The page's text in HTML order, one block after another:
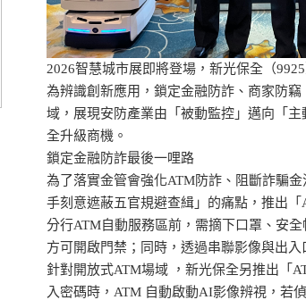
2026智慧城市展即將登場，新光保全（
為辨識創新應用，鎖定金融防詐、商家防
域，展現安防產業由「被動監控」邁向「
全升級商機。
鎖定金融防詐最後一哩路
為了落實金管會強化ATM防詐、阻斷詐騙
手刻意遮蔽五官規避查緝」的痛點，推出
分行ATM自動服務區前，需摘下口罩、安
方可開啟門禁；同時，透過串聯影像與出
針對開放式ATM場域 ，新光保全另推出「
入密碼時，ATM 自動啟動AI影像辨視，若